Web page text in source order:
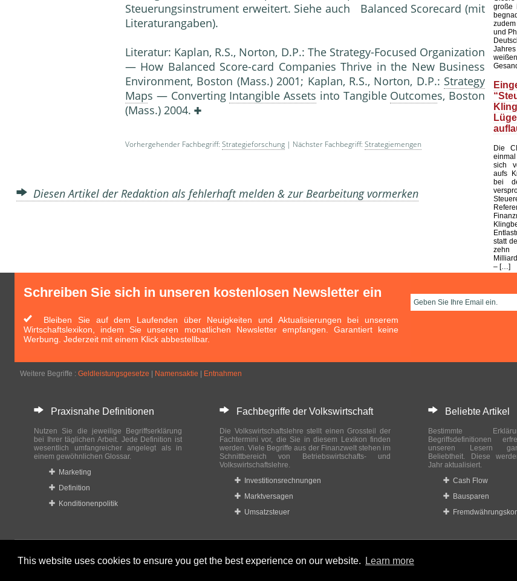
This website uses cookies to ensure you get the best experience on our website. Learn more
Steuerungsinstrument erweitert. Siehe auch Balanced Scorecard (mit
Literaturangaben).
Literatur: Kaplan, R.S., Norton, D.P.: The Strategy-Focused Organization
— How Balanced Score-card Companies Thrive in the New Business
Environment, Boston (Mass.) 2001; Kaplan, R.S., Norton, D.P.: Strategy
Maps — Converting Intangible Assets into Tangible Outcomes, Boston
(Mass.) 2004.
Vorhergehender Fachbegriff: Strategieforschung | Nächster Fachbegriff: Strategiemengen
Diesen Artikel der Redaktion als fehlerhaft melden & zur Bearbeitung vormerken
große
und
Die
sich
aufs
bei
statt
– […]
Schreiben Sie sich in unseren kostenlosen Newsletter ein
Bleiben Sie auf dem Laufenden über Neuigkeiten und Aktualisierungen bei unserem
Wirtschaftslexikon, indem Sie unseren monatlichen Newsletter empfangen. Garantiert keine
Werbung. Jederzeit mit einem Klick abbestellbar.
Weitere Begriffe : Geldleistungsgesetze Namensaktie Entnahmen
Praxisnahe Definitionen
Nutzen Sie die jeweilige Begriffserklärung
bei Ihrer täglichen Arbeit. Jede Definition ist
wesentlich umfangreicher angelegt als in
einem gewöhnlichen Glossar.
Marketing
Definition
Konditionenpolitik
Fachbegriffe der Volkswirtschaft
Die Volkswirtschaftslehre stellt einen Grossteil der
Fachtermini vor, die Sie in diesem Lexikon finden
werden. Viele Begriffe aus der Finanzwelt stehen im
Schnittbereich von Betriebswirtschafts- und
Volkswirtschaftslehre.
Investitionsrechnungen
Marktversagen
Umsatzsteuer
Beliebte Artikel
Bestimmte
Begriffsdefinitionen
unseren Lesern
Beliebtheit. Diese
Jahr aktualisiert.
Cash Flow
Bausparen